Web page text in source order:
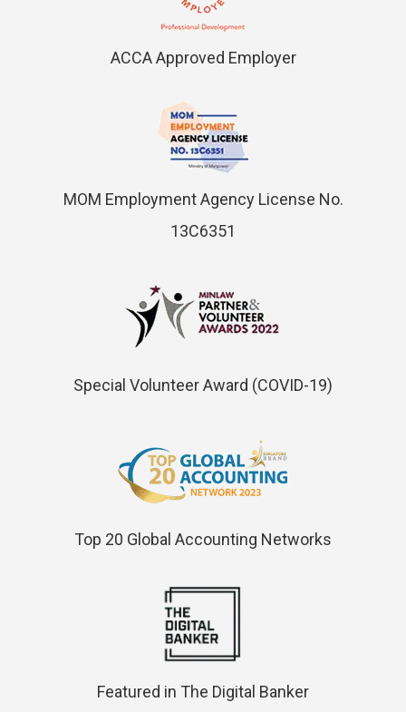
ACCA Approved Employer
MOM Employment Agency License No.
13C6351
Special Volunteer Award (COVID-19)
Top 20 Global Accounting Networks
Featured in The Digital Banker